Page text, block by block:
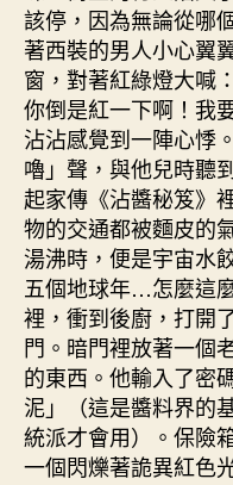
該停，因為無論從哪
著西裝的男人小心翼
窗，對著紅綠燈大喊
你倒是紅一下啊！我
沾沾感覺到一陣心悸
嚕」聲，與他兒時聽
起家傳《沾醬秘笈》
物的交通都被麵皮的
湯沸時，便是宇宙水
五個地球年…怎麼這
裡，衝到後廚，打開
門。暗門裡放著一個
的東西。他輸入了密
泥」（這是醬料界的
統派才會用）。保險
一個閃爍著詭異紅色